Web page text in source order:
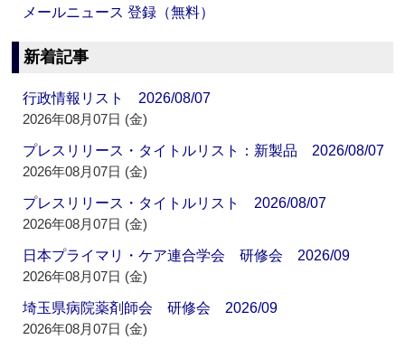
メールニュース 登録（無料）
新着記事
行政情報リスト 2026/08/07
2026年08月07日 (金)
プレスリリース・タイトルリスト：新製品 2026/08/07
2026年08月07日 (金)
プレスリリース・タイトルリスト 2026/08/07
2026年08月07日 (金)
日本プライマリ・ケア連合学会 研修会 2026/09
2026年08月07日 (金)
埼玉県病院薬剤師会 研修会 2026/09
2026年08月07日 (金)